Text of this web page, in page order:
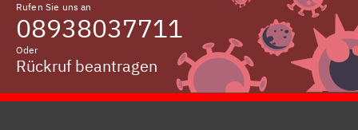
Rufen Sie uns an
08938037711
Oder
Rückruf beantragen